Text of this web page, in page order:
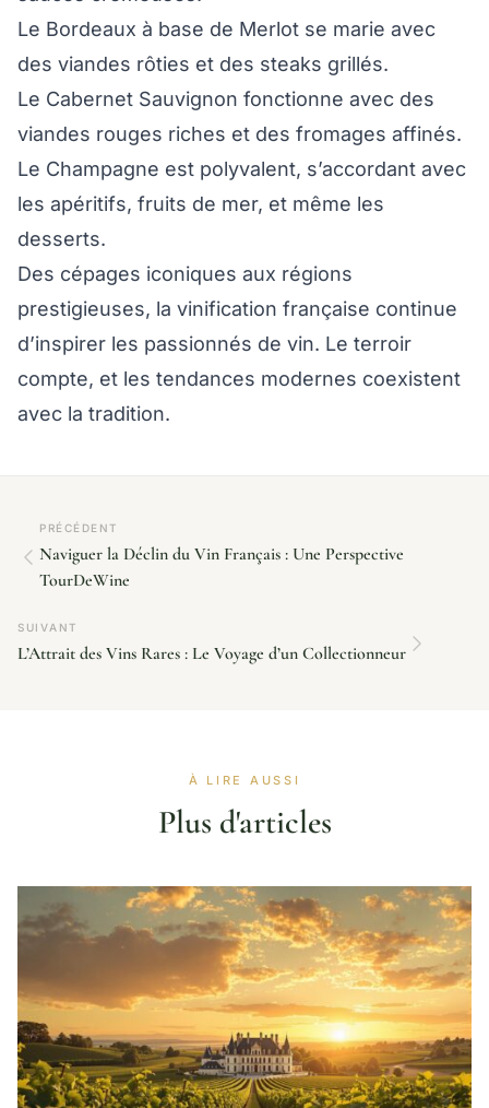
Le Bordeaux à base de Merlot se marie avec
des viandes rôties et des steaks grillés.
Le Cabernet Sauvignon fonctionne avec des
viandes rouges riches et des fromages affinés.
Le Champagne est polyvalent, s’accordant avec
les apéritifs, fruits de mer, et même les
desserts.
Des cépages iconiques aux régions
prestigieuses, la vinification française continue
d’inspirer les passionnés de vin. Le terroir
compte, et les tendances modernes coexistent
avec la tradition.
PRÉCÉDENT
Naviguer la Déclin du Vin Français : Une Perspective
TourDeWine
SUIVANT
L’Attrait des Vins Rares : Le Voyage d’un Collectionneur
À LIRE AUSSI
Plus d'articles